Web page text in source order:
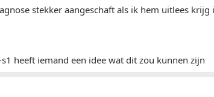
stekker aangeschaft als ik hem uitlees krijg
heeft iemand een idee wat dit zou kunnen zijn